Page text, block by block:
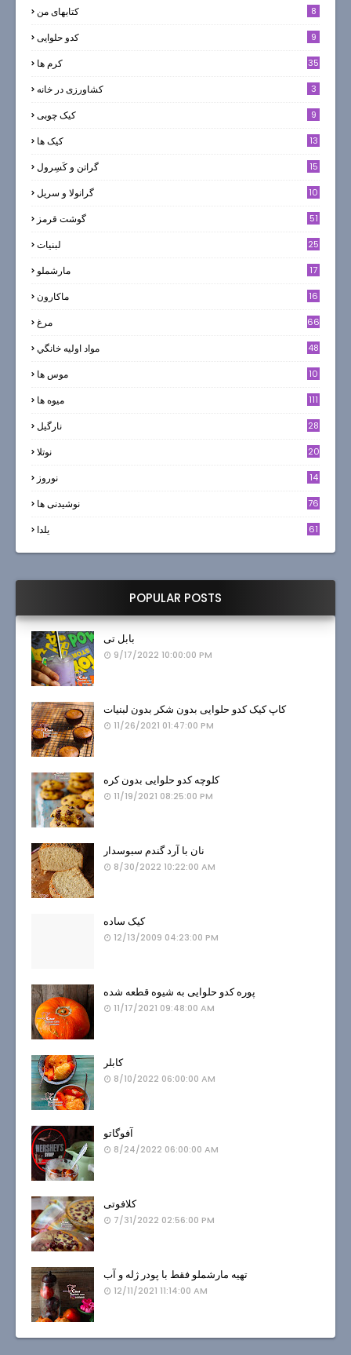
کتابهای من 8
کدو حلوایی 9
کرم ها 35
کشاورزی در خانه 3
کیک چوبی 9
کیک ها
13
گراتن و كَسِرول 15
گرانولا و سريل 10
گوشت قرمز 51
لبنيات 25
مارشملو 17
ماکارون 16
مرغ 66
مواد اوليه خانگي 48
موس ها 10
میوه ها 111
نارگيل 28
نوتلا 20
نوروز
14
نوشیدنی ها 76
یلدا 61
POPULAR POSTS
بابل تی
9/17/2022 10:00:00 PM
کاپ کیک کدو حلوایی بدون شکر بدون لبنیات
11/26/2021 01:47:00 PM
کلوچه کدو حلوایی بدون کره
11/19/2021 08:25:00 PM
نان با آرد گندم سبوسدار
8/30/2022 10:22:00 AM
کیک ساده
12/13/2009 04:23:00 PM
پوره کدو حلوایی به شیوه قطعه شده
11/17/2021 09:48:00 AM
کابلر
8/10/2022 06:00:00 AM
آفوگاتو
8/24/2022 06:00:00 AM
کلافوتی
7/31/2022 02:56:00 PM
تهیه مارشملو فقط با پودر ژله و آب
12/11/2021 11:14:00 AM